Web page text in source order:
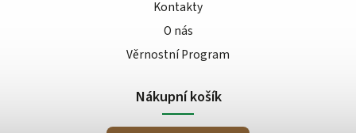
Kontakty
O nás
Věrnostní Program
Nákupní košík